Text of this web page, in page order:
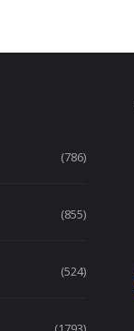
(786)
(855)
(524)